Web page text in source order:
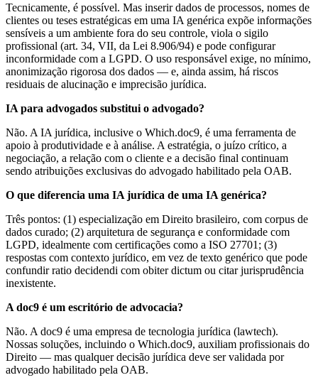
Tecnicamente, é possível. Mas inserir dados de processos, nomes de
clientes ou teses estratégicas em uma IA genérica expõe informações
sensíveis a um ambiente fora do seu controle, viola o sigilo
profissional (art. 34, VII, da Lei 8.906/94) e pode configurar
inconformidade com a LGPD. O uso responsável exige, no mínimo,
anonimização rigorosa dos dados — e, ainda assim, há riscos
residuais de alucinação e imprecisão jurídica.
IA para advogados substitui o advogado?
Não. A IA jurídica, inclusive o Which.doc9, é uma ferramenta de
apoio à produtividade e à análise. A estratégia, o juízo crítico, a
negociação, a relação com o cliente e a decisão final continuam
sendo atribuições exclusivas do advogado habilitado pela OAB.
O que diferencia uma IA jurídica de uma IA genérica?
Três pontos: (1) especialização em Direito brasileiro, com corpus de
dados curado; (2) arquitetura de segurança e conformidade com
LGPD, idealmente com certificações como a ISO 27701; (3)
respostas com contexto jurídico, em vez de texto genérico que pode
confundir ratio decidendi com obiter dictum ou citar jurisprudência
inexistente.
A doc9 é um escritório de advocacia?
Não. A doc9 é uma empresa de tecnologia jurídica (lawtech).
Nossas soluções, incluindo o Which.doc9, auxiliam profissionais do
Direito — mas qualquer decisão jurídica deve ser validada por
advogado habilitado pela OAB.